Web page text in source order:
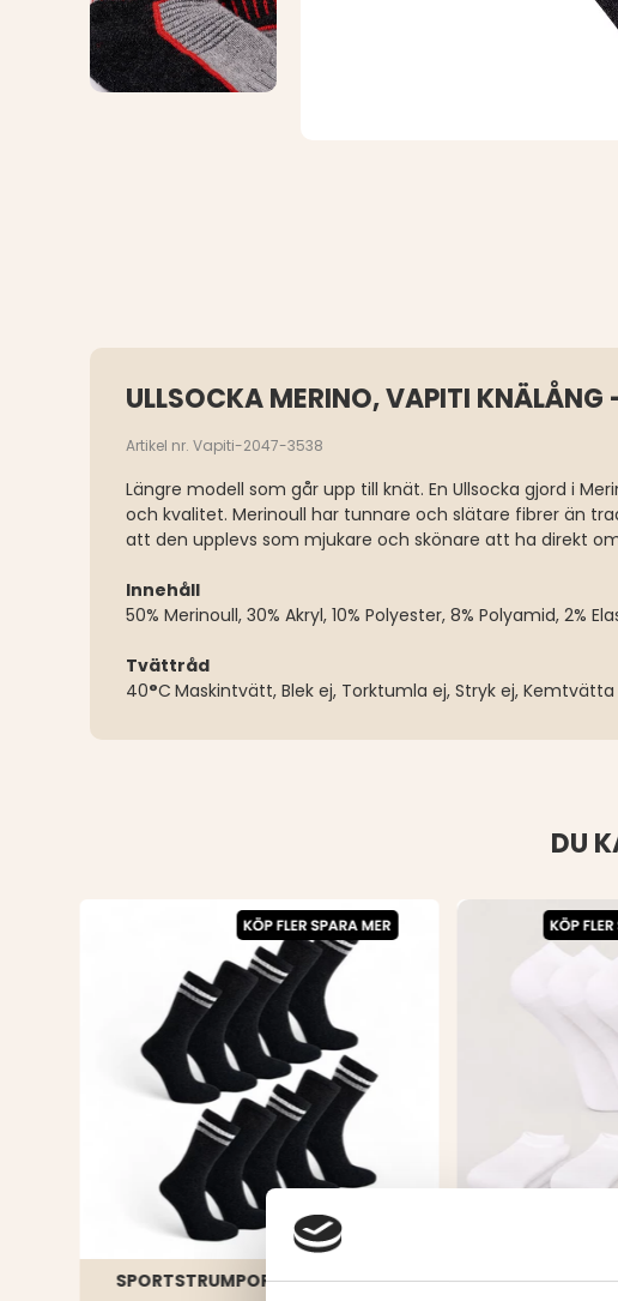
ULLSOCKA MERINO, VAPITI KNÄLÅNG
Artikel nr. Vapiti-2047-3538
Längre modell som går upp till knät. En Ullsocka gjord i
och kvalitet. Merinoull har tunnare och slätare fibrer än
att den upplevs som mjukare och skönare att ha direkt
Innehåll
50% Merinoull, 30% Akryl, 10% Polyester, 8% Polyamid, 2%
Tvättråd
40°C Maskintvätt, Blek ej, Torktumla ej, Stryk ej, Kemtvätta
DU
SPORTSTRUMPOR 10-PACK
STRUMPOR